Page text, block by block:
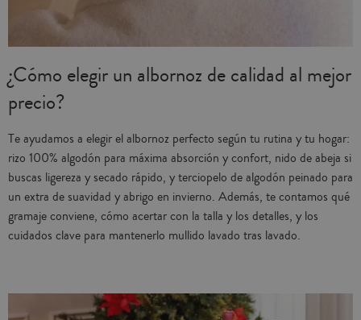
¿Cómo elegir un albornoz de calidad al mejor
precio?
Te ayudamos a elegir el albornoz perfecto según tu rutina y tu hogar:
rizo 100% algodón para máxima absorción y confort, nido de abeja si
buscas ligereza y secado rápido, y terciopelo de algodón peinado para
un extra de suavidad y abrigo en invierno. Además, te contamos qué
gramaje conviene, cómo acertar con la talla y los detalles, y los
cuidados clave para mantenerlo mullido lavado tras lavado.